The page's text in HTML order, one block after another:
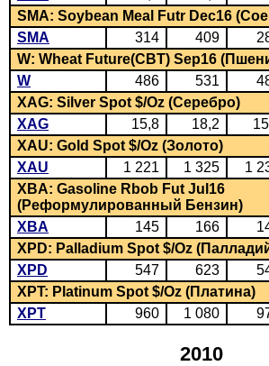
SMA: Soybean Meal Futr Dec16
SMA
314 409
W: Wheat Future(CBT) Sep16
W
486 531
XAG: Silver Spot $/Oz (Серебро)
XAG
15,8 18,2
XAU: Gold Spot $/Oz (Золото)
XAU
1 221 1 325 1
XBA: Gasoline Rbob Fut Jul16
(Реформулированный Бензин)
XBA
145 166
XPD: Palladium Spot $/Oz
XPD
547 623
XPT: Platinum Spot $/Oz (Платина)
XPT
960 1 080
2010